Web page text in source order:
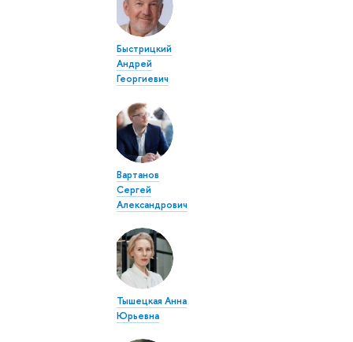
Быстрицкий
Андрей
Георгиевич
Вартанов
Сергей
Александрович
Тышецкая Анна
Юрьевна